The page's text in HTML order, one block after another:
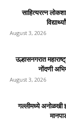
साहित्यरत्न
August 3, 2026
उल्हासनगरात
नोंदणी
August 3, 2026
गल्लीमध्ये अनोळखी